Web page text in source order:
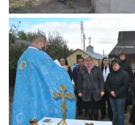
Вознесіння
Пророка Іллі (смт.
Різдва Пресвятої
Св. Апостола Андрія
Св. Миколая (с.
Успіння Пресвятої